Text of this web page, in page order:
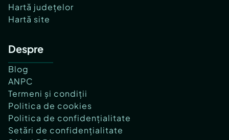
Hartă județelor
Hartă site
Despre
Blog
ANPC
Termeni și condiții
Politica de cookies
Politica de confidențialitate
Setări de confidențialitate